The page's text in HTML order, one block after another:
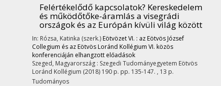
Felértékelődő kapcsolatok? Kereskedelem
és működőtőke-áramlás a visegrádi
országok és az Európán kívüli világ között
In: Rózsa, Katinka (szerk.) Eötvözet VI. : az Eötvös József
Collegium és az Eötvös Loránd Kollégium VI. közös
konferenciáján elhangzott előadások
Szeged, Magyarország : Szegedi Tudományegyetem Eötvös
Loránd Kollégium (2018) 190 p. pp. 135-147. , 13 p.
Tudományos